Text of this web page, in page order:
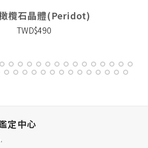
欖石晶體(Peridot)
TWD$490
定中心